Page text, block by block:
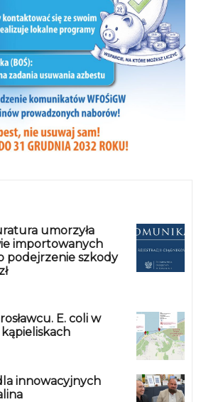
umorzyła
importowanych
podejrzenie szkody
E. coli w
innowacyjnych